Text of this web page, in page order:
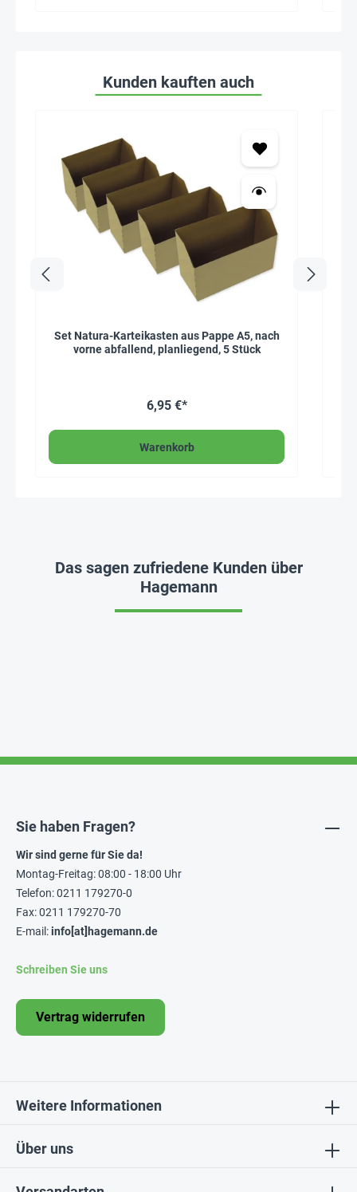
Kunden kauften auch
Set Natura-Karteikasten aus Pappe A5, nach
vorne abfallend, planliegend, 5 Stück
6,95 €*
Warenkorb
Das sagen zufriedene Kunden über
Hagemann
Über uns
Sie haben Fragen?
Wir sind gerne für Sie da!
Montag-Freitag: 08:00 - 18:00 Uhr
Telefon: 0211 179270-0
Fax: 0211 179270-70
E-mail:info[at]hagemann.de
Schreiben Sie uns
Vertrag widerrufen
Weitere Informationen